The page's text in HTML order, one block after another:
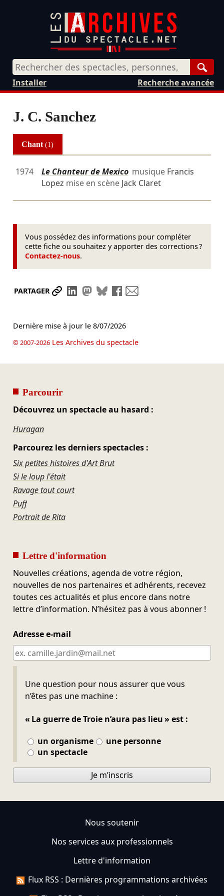
Recherche avancée
Installer
J. C. Sanchez
Chant(1)
1974 Le Chanteur de Mexicomusique Francis
Lopez mise en scène Jack Claret
Vous possédez des informations pour compléter
cette fiche ou souhaitez y apporter des corrections ?
Contactez-nous.
PARTAGER Partager le lien
Partager sur LinkedIn
Partager sur Mastodon
Partager sur Bluesky
Partager sur Facebook
Dernière mise à jour le 8/07/2026
© 2007-2026Les Archives du spectacle
Parcourir
Découvrez un spectacle au hasard :
Huragan
Parcourez les derniers spectacles :
Six petites histoires d'Art Brut
Si le loup l'était
Ravage tout court
Puff
Portrait de Rita
Lettre d'information
Nouvelles créations, agenda de votre région,
nouvelles de nos partenaires et adhérents, recevez
toutes ces actualités et plus encore dans notre
lettre d’information. N’hésitez pas à vous abonner !
Adresse e-mail
Une question pour nous assurer que vous
n’êtes pas une machine :
« La guerre de Troie n’aura pas lieu » est :
un organisme
une personne
un spectacle
Ne pas remplir
Je m’inscris
Nous soutenir
Nos services aux professionnels
Lettre d'information
Flux RSS : Dernières programmations archivées